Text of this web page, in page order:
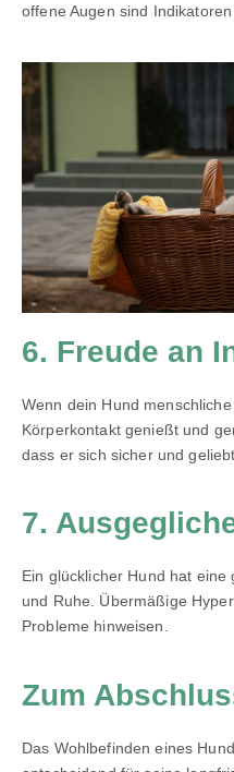
offene Augen sind
6. Freude an
Wenn dein Hund
Körperkontakt genießt und
dass er sich sicher und
7.
Ein glücklicher Hund hat eine
und Ruhe. Übermäßige
Probleme hinweisen.
Zum
Das Wohlbefinden eines